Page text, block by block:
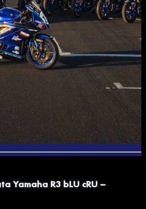
Yamaha R3 bLU cRU –